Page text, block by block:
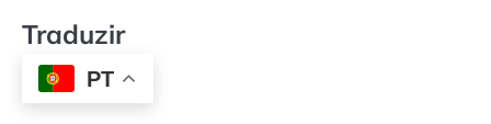
Traduzir
PT